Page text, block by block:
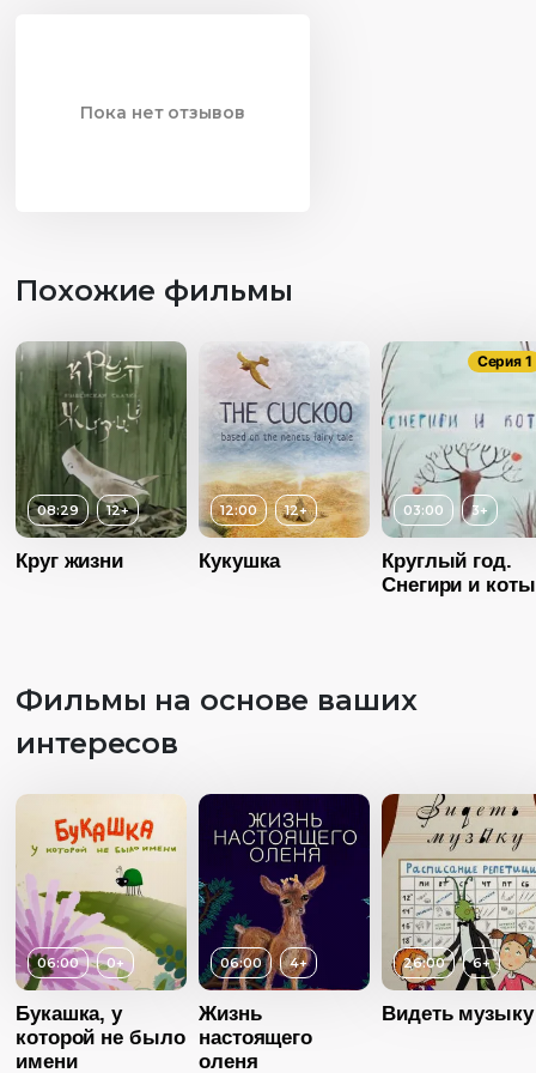
Пока нет отзывов
Похожие фильмы
08:29 12+
Круг жизни
Год 2014
Страна Россия
12:00 12+
Кукушка
Серия 1
Возраст 3+
Длительность
03:00
Год 2008
Страна Россия
Язык Русский
03:00 3+
Круглый год.
Снегири и коты
Длительность
Страна
Язык
Фильмы на основе ваших
интересов
06:00 0+
Букашка, у
которой не было
имени
Возраст 4+
Длительность
06:00
06:00 4+
Жизнь
настоящего
оленя
26:00 6+
Видеть музыку